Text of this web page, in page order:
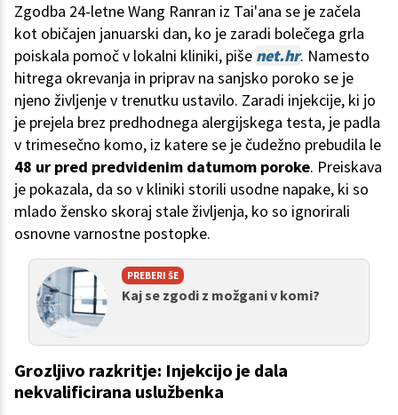
Zgodba 24-letne Wang Ranran iz Tai'ana se je začela
kot običajen januarski dan, ko je zaradi bolečega grla
poiskala pomoč v lokalni kliniki, piše net.hr. Namesto
hitrega okrevanja in priprav na sanjsko poroko se je
njeno življenje v trenutku ustavilo. Zaradi injekcije, ki jo
je prejela brez predhodnega alergijskega testa, je padla
v trimesečno komo, iz katere se je čudežno prebudila le
48 ur pred predvidenim datumom poroke. Preiskava
je pokazala, da so v kliniki storili usodne napake, ki so
mlado žensko skoraj stale življenja, ko so ignorirali
osnovne varnostne postopke.
PREBERI ŠE
Kaj se zgodi z možgani v komi?
Grozljivo razkritje: Injekcijo je dala
nekvalificirana uslužbenka